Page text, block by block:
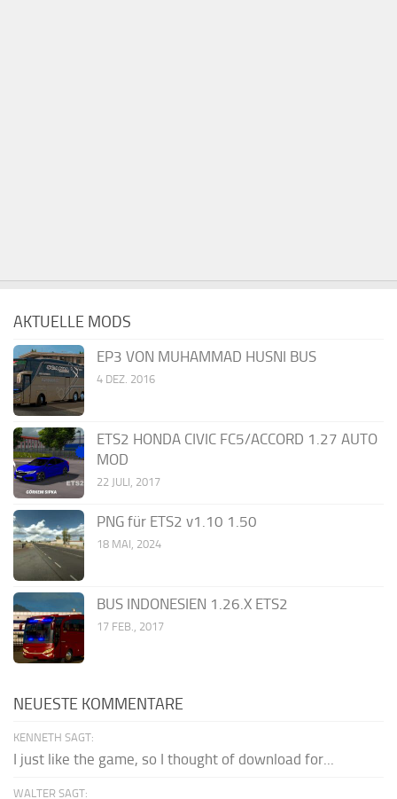
AKTUELLE MODS
EP3 VON MUHAMMAD HUSNI BUS
4 DEZ. 2016
ETS2 HONDA CIVIC FC5/ACCORD 1.27 AUTO
MOD
22 JULI, 2017
PNG für ETS2 v1.10 1.50
18 MAI, 2024
BUS INDONESIEN 1.26.X ETS2
17 FEB., 2017
NEUESTE KOMMENTARE
KENNETH SAGT:
I just like the game, so I thought of download for...
WALTER SAGT: